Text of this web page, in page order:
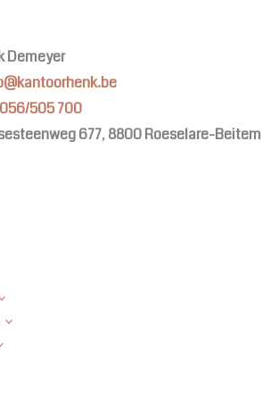
Demeyer
056/505 700
677, 8800 Roeselare-Beitem